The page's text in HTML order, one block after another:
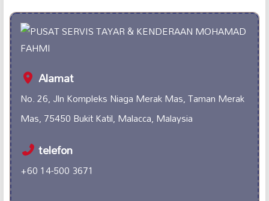
Alamat
No. 26, Jln Kompleks Niaga Merak Mas, Taman Merak
Mas, 75450 Bukit Katil, Malacca, Malaysia
telefon
+60 14-500 3671